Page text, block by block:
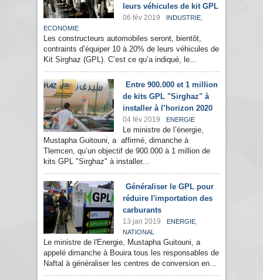
leurs véhicules de kit GPL
06 fév 2019 INDUSTRIE,
ECONOMIE
Les constructeurs automobiles seront, bientôt,
contraints d’équiper 10 à 20% de leurs véhicules de
Kit Sirghaz (GPL). C’est ce qu’a indiqué, le...
Entre 900.000 et 1 million
de kits GPL "Sirghaz" à
installer à l’horizon 2020
04 fév 2019 ENERGIE
Le ministre de l’énergie,
Mustapha Guitouni, a affirmé, dimanche à
Tlemcen, qu’un objectif de 900.000 à 1 million de
kits GPL "Sirghaz" à installer...
Généraliser le GPL pour
réduire l'importation des
carburants
13 jan 2019 ENERGIE,
NATIONAL
Le ministre de l'Energie, Mustapha Guitouni, a
appelé dimanche à Bouira tous les responsables de
Naftal à généraliser les centres de conversion en...